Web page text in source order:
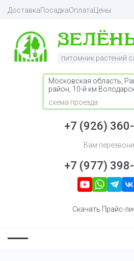
ДоставкаПосадкаОплата Цены
питомник растений
Московская область,
район, 10-й км
схема проезда
+7 (926)
Вам
+7 (977)
Скачать Прайс-